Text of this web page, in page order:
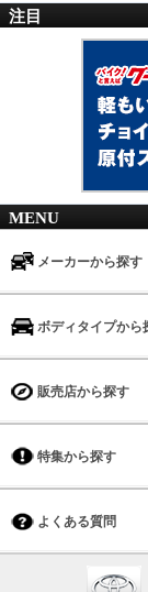
注目
MENU
メーカーから探す
ボディタイプから
販売店から探す
特集から探す
よくある質問